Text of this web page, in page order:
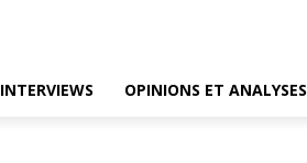
INTERVIEWS OPINIONS ET ANALYSES